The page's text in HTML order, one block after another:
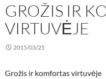
GROŽIS IR
VIRTUVĖJE
2015/03/25
Grožis ir komfortas virtuvėje